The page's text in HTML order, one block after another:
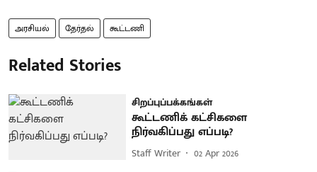
அரசியல் தேர்தல் கூட்டணி
Related Stories
சிறப்புப்பக்கங்கள்
கூட்டணிக் கட்சிகளை
நிர்வகிப்பது எப்படி?
Staff Writer
02 Apr 2026